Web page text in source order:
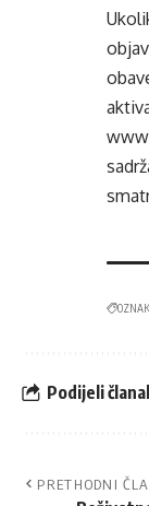
Podijeli
PRETHODNI